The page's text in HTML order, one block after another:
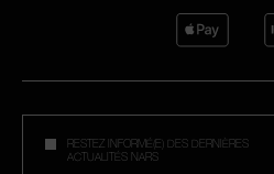
RESTEZ INFORMÉ(E) DES DERNIÈRES
ACTUALITÉS NARS